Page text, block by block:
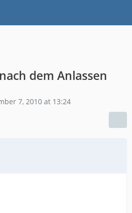
dem Anlassen
7, 2010 at 13:24